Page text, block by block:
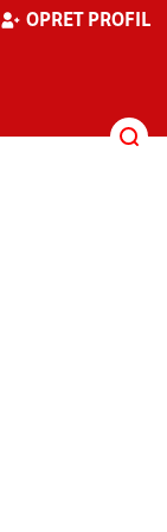
OPRET PROFIL